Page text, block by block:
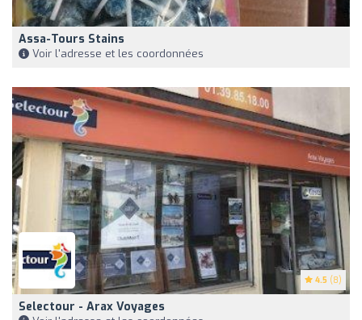
Assa-Tours Stains
Voir l'adresse et les coordonnées
4.5 (8)
Selectour - Arax Voyages